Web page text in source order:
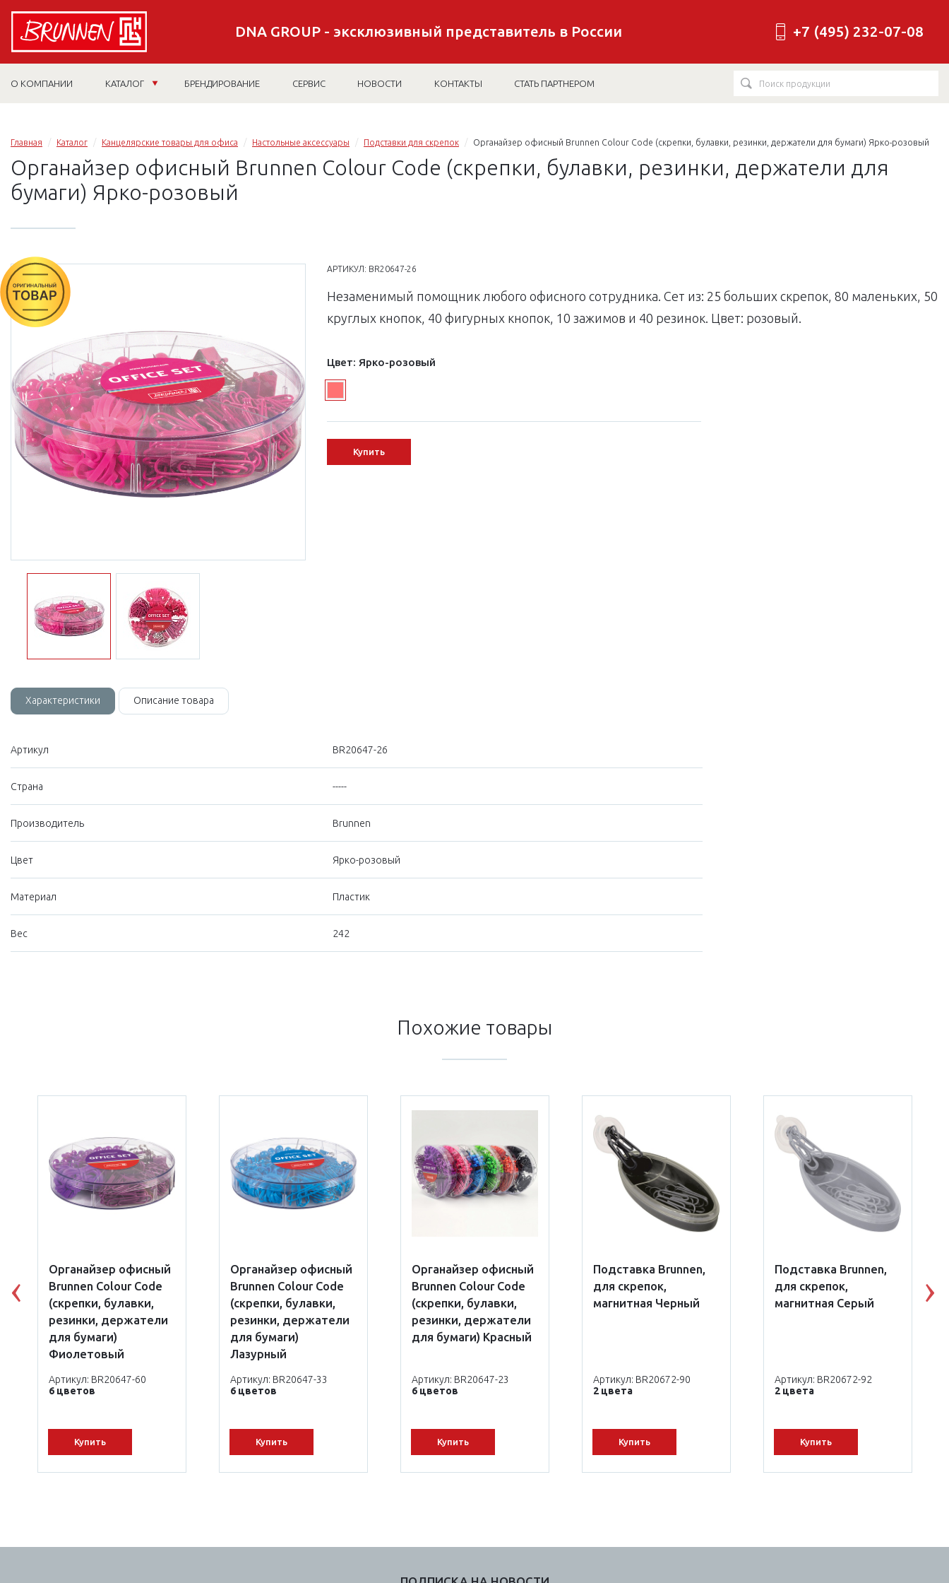
DNA GROUP - эксклюзивный представитель в России +7 (495) 232-07-08
О КОМПАНИИ КАТАЛОГ БРЕНДИРОВАНИЕ СЕРВИС НОВОСТИ КОНТАКТЫ СТАТЬ ПАРТНЕРОМ
Главная Каталог Канцелярские товары для офиса Настольные аксессуары Подставки для скрепок Органайзер офисный Brunnen Colour Code (скрепки, булавки, резинки, держатели для бумаги) Ярко-розовый
Органайзер офисный Brunnen Colour Code (скрепки, булавки, резинки, держатели для
бумаги) Ярко-розовый
АРТИКУЛ: BR20647-26
Незаменимый помощник любого офисного сотрудника. Сет из: 25 больших скрепок, 80 маленьких, 50
круглых кнопок, 40 фигурных кнопок, 10 зажимов и 40 резинок. Цвет: розовый.
Цвет: Ярко-розовый
Купить
Характеристики Описание товара
Артикул BR20647-26
Страна -----
Производитель Brunnen
Цвет Ярко-розовый
Материал Пластик
Вес 242
Похожие товары
Previous
Органайзер офисный
Brunnen Colour Code
(скрепки, булавки,
резинки, держатели
для бумаги)
Фиолетовый
Артикул: BR20647-60
6 цветов
Купить
Органайзер офисный
Brunnen Colour Code
(скрепки, булавки,
резинки, держатели
для бумаги)
Лазурный
Артикул: BR20647-33
6 цветов
Купить
Органайзер офисный
Brunnen Colour Code
(скрепки, булавки,
резинки, держатели
для бумаги) Красный
Артикул: BR20647-23
6 цветов
Купить
Подставка Brunnen,
для скрепок,
магнитная Черный
Артикул: BR20672-90
2 цвета
Купить
Подставка Brunnen,
для скрепок,
магнитная Серый
Артикул: BR20672-92
2 цвета
Купить